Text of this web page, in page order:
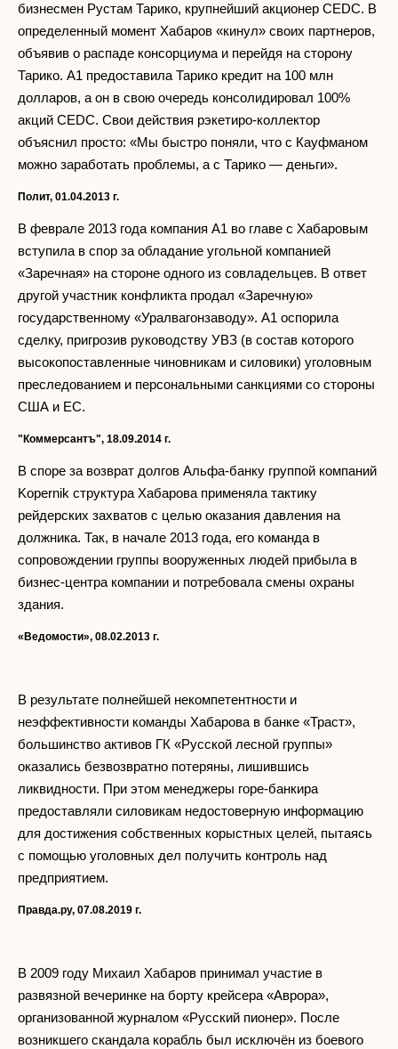
бизнесмен Рустам Тарико, крупнейший акционер CEDC. В
определенный момент Хабаров «кинул» своих партнеров,
объявив о распаде консорциума и перейдя на сторону
Тарико. А1 предоставила Тарико кредит на 100 млн
долларов, а он в свою очередь консолидировал 100%
акций CEDC. Свои действия рэкетиро-коллектор
объяснил просто: «Мы быстро поняли, что с Кауфманом
можно заработать проблемы, а с Тарико — деньги».
Полит, 01.04.2013 г.
В феврале 2013 года компания А1 во главе с Хабаровым
вступила в спор за обладание угольной компанией
«Заречная» на стороне одного из совладельцев. В ответ
другой участник конфликта продал «Заречную»
государственному «Уралвагонзаводу». А1 оспорила
сделку, пригрозив руководству УВЗ (в состав которого
высокопоставленные чиновникам и силовики) уголовным
преследованием и персональными санкциями со стороны
США и ЕС.
"Коммерсантъ", 18.09.2014 г.
В споре за возврат долгов Альфа-банку группой компаний
Kopernik структура Хабарова применяла тактику
рейдерских захватов с целью оказания давления на
должника. Так, в начале 2013 года, его команда в
сопровождении группы вооруженных людей прибыла в
бизнес-центра компании и потребовала смены охраны
здания.
«Ведомости», 08.02.2013 г.
В результате полнейшей некомпетентности и
неэффективности команды Хабарова в банке «Траст»,
большинство активов ГК «Русской лесной группы»
оказались безвозвратно потеряны, лишившись
ликвидности. При этом менеджеры горе-банкира
предоставляли силовикам недостоверную информацию
для достижения собственных корыстных целей, пытаясь
с помощью уголовных дел получить контроль над
предприятием.
Правда.ру, 07.08.2019 г.
В 2009 году Михаил Хабаров принимал участие в
развязной вечеринке на борту крейсера «Аврора»,
организованной журналом «Русский пионер». После
возникшего скандала корабль был исключён из боевого